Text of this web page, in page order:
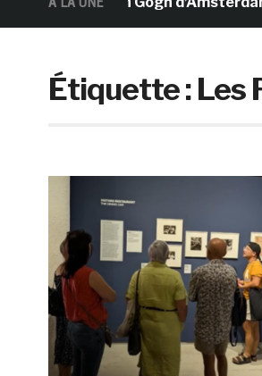
Étiquette :Les